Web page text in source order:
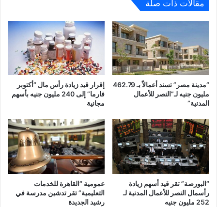
مقالات ذات صلة
“مدينة مصر” تسند أعمالاً بـ 462.79
مليون جنيه لـ”النصر للأعمال
المدنية”
إقرار قيد زيادة رأس مال “أكتوبر
فارما” إلى 240 مليون جنيه بأسهم
مجانية
“البورصة” تقر قيد أسهم زيادة
رأسمال النصر للأعمال المدنية لـ
252 مليون جنيه
عمومية “القاهرة للخدمات
التعليمية” تقر تدشين مدرسة في
رشيد الجديدة